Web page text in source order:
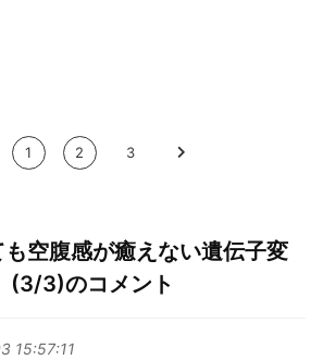
1 2 3 >
空腹感が癒えない遺伝子変
(3/3)のコメント
15:57:11